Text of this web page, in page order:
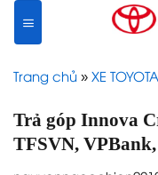
content
Trang chủ » XE TOYOTA
Trả góp Innova
TFSVN,